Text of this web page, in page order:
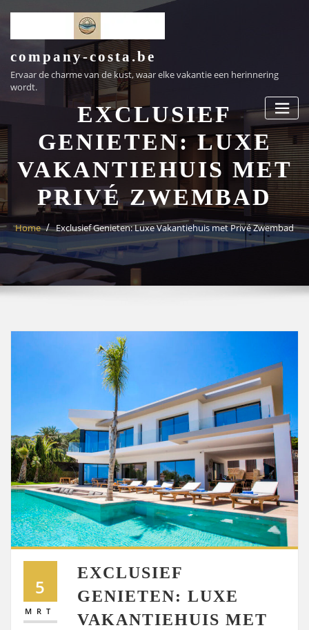
inhoud
company-costa.be
Ervaar de charme van de kust, waar elke vakantie een herinnering
wordt.
EXCLUSIEF
GENIETEN: LUXE
VAKANTIEHUIS MET
PRIVÉ ZWEMBAD
Home Exclusief Genieten: Luxe Vakantiehuis met Privé Zwembad
5
MRT
EXCLUSIEF
GENIETEN: LUXE
VAKANTIEHUIS MET